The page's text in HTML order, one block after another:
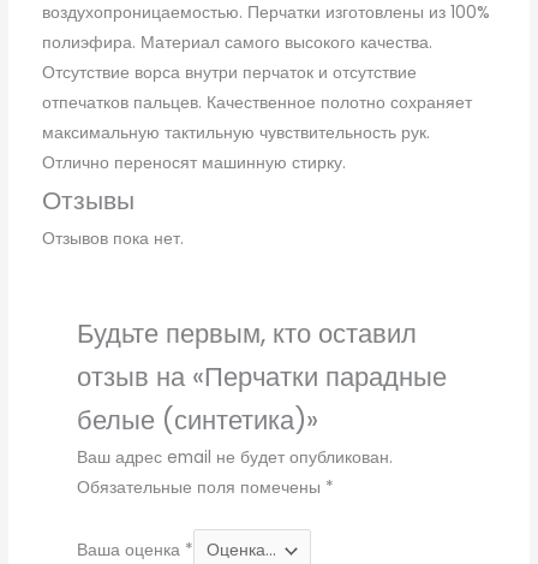
воздухопроницаемостью. Перчатки изготовлены из 100%
полиэфира. Материал самого высокого качества.
Отсутствие ворса внутри перчаток и отсутствие
отпечатков пальцев. Качественное полотно сохраняет
максимальную тактильную чувствительность рук.
Отлично переносят машинную стирку.
Отзывы
Отзывов пока нет.
Будьте первым, кто оставил
отзыв на «Перчатки парадные
белые (синтетика)»
Ваш адрес email не будет опубликован.
Обязательные поля помечены *
Ваша оценка *